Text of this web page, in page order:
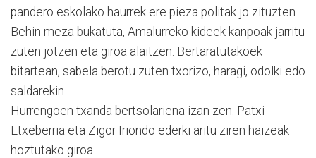
pandero eskolako haurrek ere pieza politak jo zituzten.
Behin meza bukatuta, Amalurreko kideek kanpoak jarritu
zuten jotzen eta giroa alaitzen. Bertaratutakoek
bitartean, sabela berotu zuten txorizo, haragi, odolki edo
saldarekin.
Hurrengoen txanda bertsolariena izan zen. Patxi
Etxeberria eta Zigor Iriondo ederki aritu ziren haizeak
hoztutako giroa.